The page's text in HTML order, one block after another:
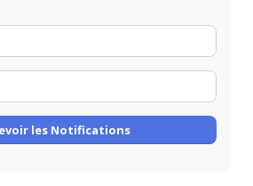
Name
mail
Address
les Notifications